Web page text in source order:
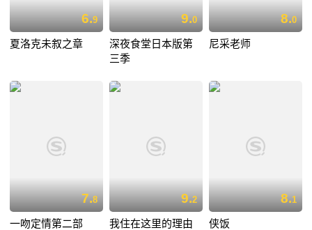
6.9
夏洛克未叙之章
9.0
深夜食堂日本版第
三季
8.0
尼采老师
7.8
一吻定情第二部
9.2
我住在这里的理由
8.1
侠饭